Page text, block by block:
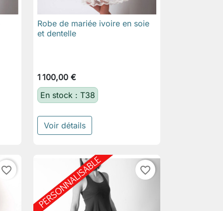
 Aperçu rapide
Robe de mariée ivoire en soie
et dentelle
1 100,00 €
En stock : T38
Voir détails
favorite_border favorite_border